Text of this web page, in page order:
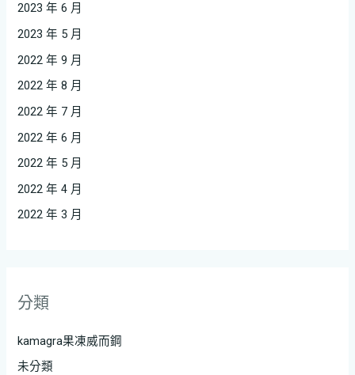
2023 年 6 月
2023 年 5 月
2022 年 9 月
2022 年 8 月
2022 年 7 月
2022 年 6 月
2022 年 5 月
2022 年 4 月
2022 年 3 月
分類
kamagra果凍威而鋼
未分類